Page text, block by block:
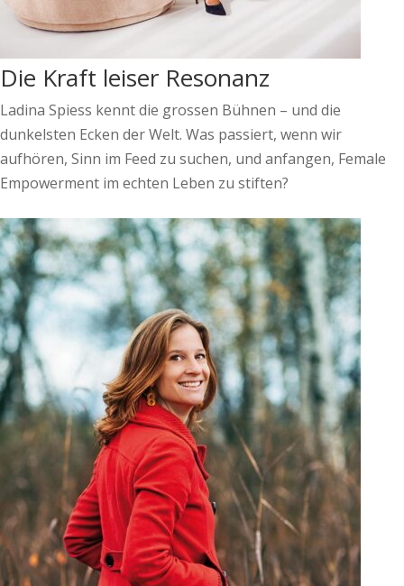
Die Kraft leiser Resonanz
Ladina Spiess kennt die grossen Bühnen – und die
dunkelsten Ecken der Welt. Was passiert, wenn wir
aufhören, Sinn im Feed zu suchen, und anfangen, Female
Empowerment im echten Leben zu stiften?